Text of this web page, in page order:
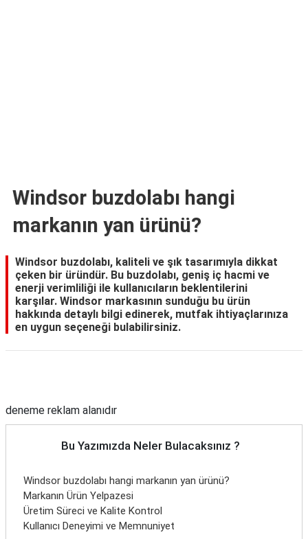
Windsor buzdolabı hangi
markanın yan ürünü?
Windsor buzdolabı, kaliteli ve şık tasarımıyla dikkat
çeken bir üründür. Bu buzdolabı, geniş iç hacmi ve
enerji verimliliği ile kullanıcıların beklentilerini
karşılar. Windsor markasının sunduğu bu ürün
hakkında detaylı bilgi edinerek, mutfak ihtiyaçlarınıza
en uygun seçeneği bulabilirsiniz.
deneme reklam alanıdır
Bu Yazımızda Neler Bulacaksınız ?
Windsor buzdolabı hangi markanın yan ürünü?
Markanın Ürün Yelpazesi
Üretim Süreci ve Kalite Kontrol
Kullanıcı Deneyimi ve Memnuniyet